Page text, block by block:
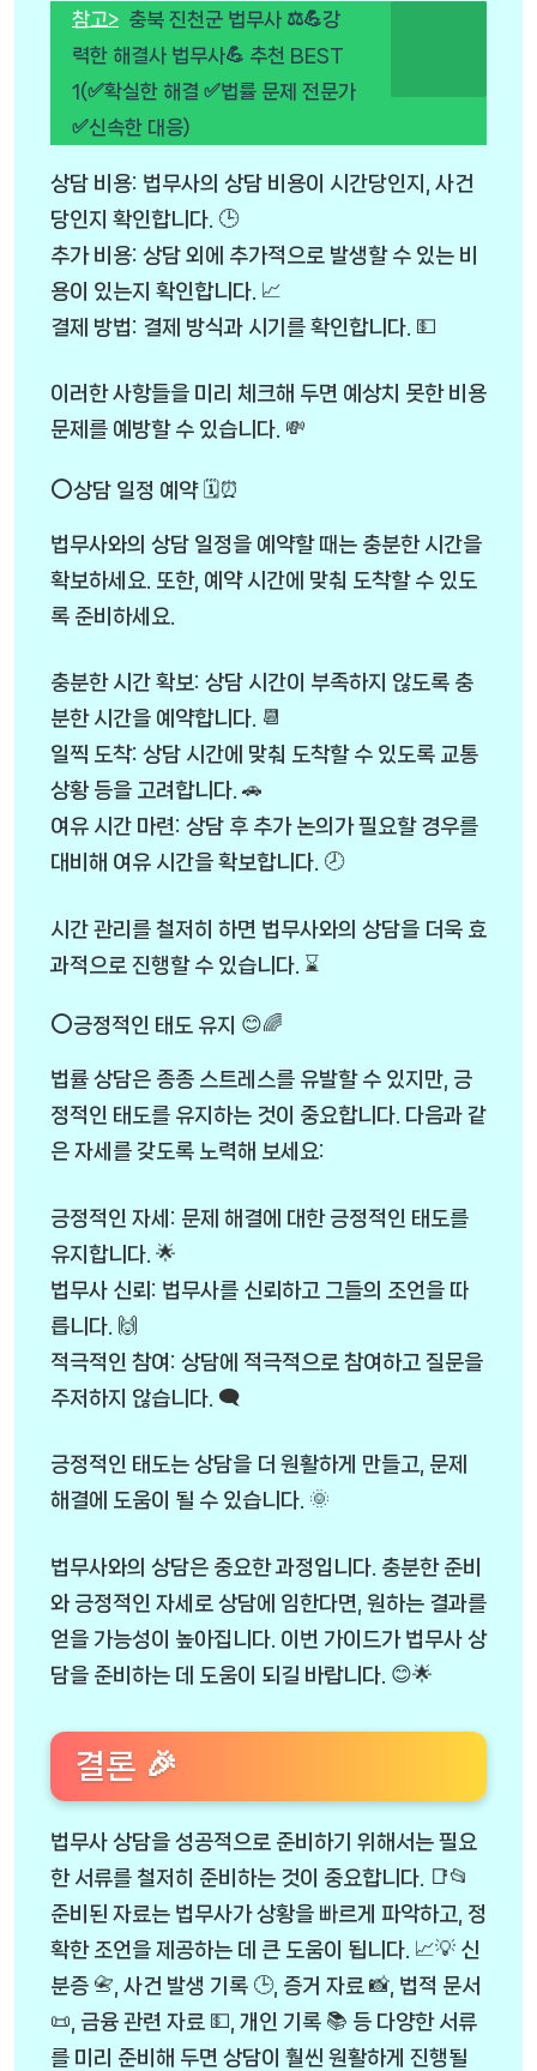
참고> 충북 진천군 법무사 ⚖️💪강
력한 해결사 법무사💪 추천 BEST
1(✅확실한 해결 ✅법률 문제 전문가
✅신속한 대응)
상담 비용: 법무사의 상담 비용이 시간당인지, 사건
당인지 확인합니다. 🕒
추가 비용: 상담 외에 추가적으로 발생할 수 있는 비
용이 있는지 확인합니다. 📈
결제 방법: 결제 방식과 시기를 확인합니다. 💵
이러한 사항들을 미리 체크해 두면 예상치 못한 비용
문제를 예방할 수 있습니다. 💸
⭕상담 일정 예약 🗓️⏰
법무사와의 상담 일정을 예약할 때는 충분한 시간을
확보하세요. 또한, 예약 시간에 맞춰 도착할 수 있도
록 준비하세요.
충분한 시간 확보: 상담 시간이 부족하지 않도록 충
분한 시간을 예약합니다. 📆
일찍 도착: 상담 시간에 맞춰 도착할 수 있도록 교통
상황 등을 고려합니다. 🚗
여유 시간 마련: 상담 후 추가 논의가 필요할 경우를
대비해 여유 시간을 확보합니다. 🕗
시간 관리를 철저히 하면 법무사와의 상담을 더욱 효
과적으로 진행할 수 있습니다. ⌛
⭕긍정적인 태도 유지 😊🌈
법률 상담은 종종 스트레스를 유발할 수 있지만, 긍
정적인 태도를 유지하는 것이 중요합니다. 다음과 같
은 자세를 갖도록 노력해 보세요:
긍정적인 자세: 문제 해결에 대한 긍정적인 태도를
유지합니다. 🌟
법무사 신뢰: 법무사를 신뢰하고 그들의 조언을 따
릅니다. 🙌
적극적인 참여: 상담에 적극적으로 참여하고 질문을
주저하지 않습니다. 🗨️
긍정적인 태도는 상담을 더 원활하게 만들고, 문제
해결에 도움이 될 수 있습니다. 🌞
법무사와의 상담은 중요한 과정입니다. 충분한 준비
와 긍정적인 자세로 상담에 임한다면, 원하는 결과를
얻을 가능성이 높아집니다. 이번 가이드가 법무사 상
담을 준비하는 데 도움이 되길 바랍니다. 😊🌟
결론 🎉
법무사 상담을 성공적으로 준비하기 위해서는 필요
한 서류를 철저히 준비하는 것이 중요합니다. 📑📂
준비된 자료는 법무사가 상황을 빠르게 파악하고, 정
확한 조언을 제공하는 데 큰 도움이 됩니다. 📈💡 신
분증 📇, 사건 발생 기록 🕒, 증거 자료 📸, 법적 문서
📜, 금융 관련 자료 💵, 개인 기록 📚 등 다양한 서류
를 미리 준비해 두면 상담이 훨씬 원활하게 진행될